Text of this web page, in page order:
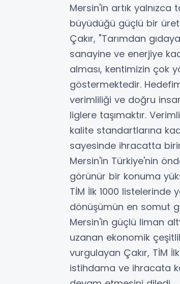
Mersin'in artık
büyüdüğü güçlü bir
Çakır, "Tarımdan
sanayine ve enerjiye
alması, kentimizin çok
göstermektedir.
verimliliği ve doğru
liglere taşımaktır.
kalite standartlarına
sayesinde ihracatta
Mersin'in Türkiye'nin
görünür bir konuma
TİM İlk 1000 listelerinde
dönüşümün en somut
Mersin'in güçlü liman
uzanan ekonomik
vurgulayan Çakır, TİM
istihdama ve ihracata